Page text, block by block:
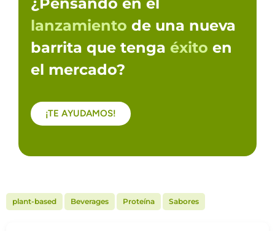
lanzamiento de una nueva
barrita que tenga éxito en
el mercado?
¡TE AYUDAMOS!
plant-based Beverages Proteína Sabores